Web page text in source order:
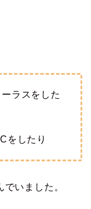
ラスをした
をしたり
いました。